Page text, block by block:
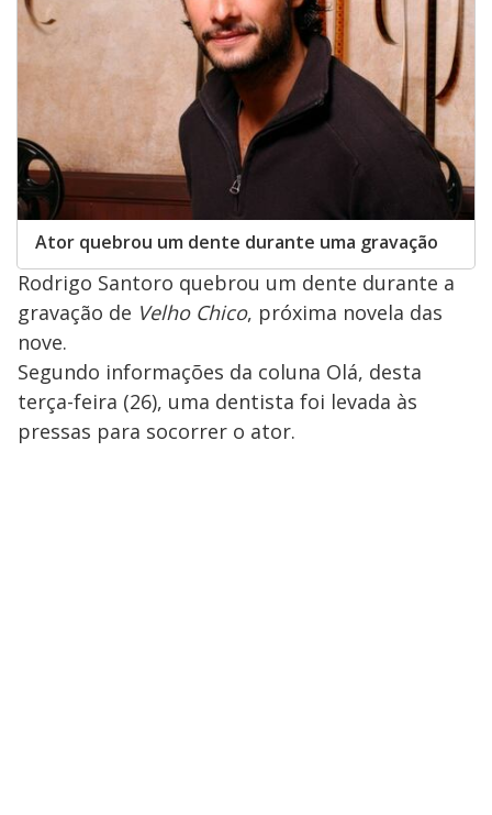
Ator quebrou um dente durante uma gravação
Rodrigo Santoro quebrou um dente durante a
gravação de Velho Chico, próxima novela das
nove.
Segundo informações da coluna Olá, desta
terça-feira (26), uma dentista foi levada às
pressas para socorrer o ator.